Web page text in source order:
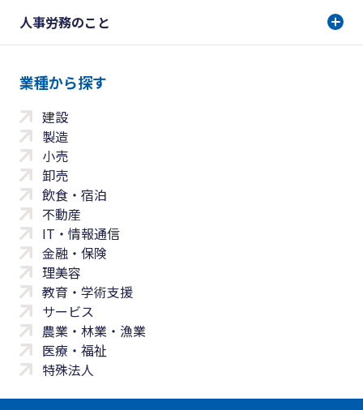
人事労務のこと
業種から探す
建設
製造
小売
卸売
飲食・宿泊
不動産
IT・情報通信
金融・保険
理美容
教育・学術支援
サービス
農業・林業・漁業
医療・福祉
特殊法人